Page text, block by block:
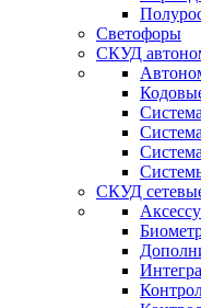
Светофоры
СКУД
СКУД